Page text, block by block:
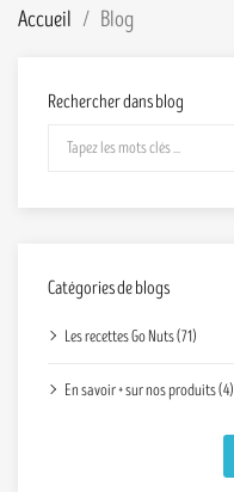
Accueil Blog
Rechercher dans blog
Catégories de blogs
Les recettes Go Nuts (71)
En savoir + sur nos produits (4)